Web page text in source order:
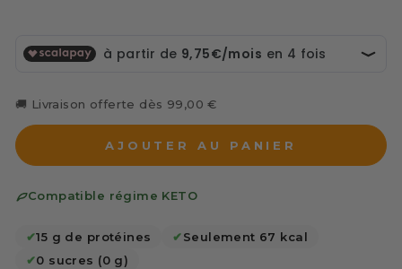
🚚 Livraison offerte dès 99,00 €
AJOUTER AU PANIER
Compatible régime KETO
✔15 g de protéines ✔Seulement 67 kcal
✔0 sucres (0 g)